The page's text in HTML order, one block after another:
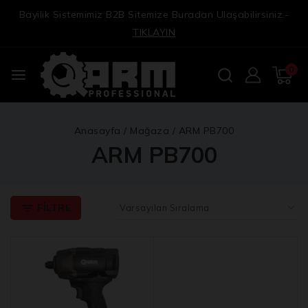
Bayilik Sistemimiz B2B Sitemize Buradan Ulaşabilirsiniz.-
TIKLAYIN
0
Anasayfa / Mağaza / ARM PB700
ARM PB700
FILTRE